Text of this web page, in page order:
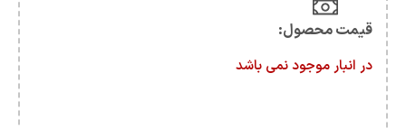
قیمت محصول:​
در انبار موجود نمی باشد